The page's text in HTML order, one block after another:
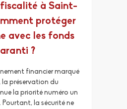
à Saint-
protéger
avec les fonds
?
financier marqué
la préservation du
la priorité numéro un
la sécurité ne